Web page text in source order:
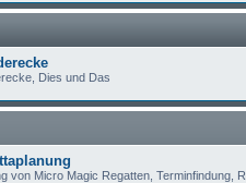
Dies und Das
von Micro Magic Regatten, Terminfindung,